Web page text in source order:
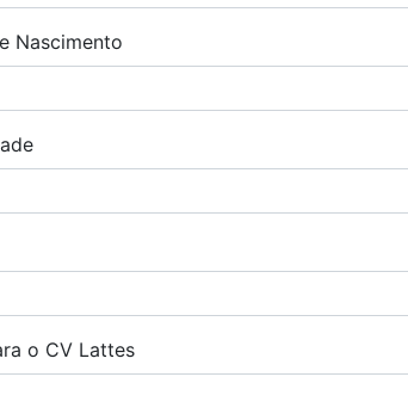
Nascimento
o CV Lattes